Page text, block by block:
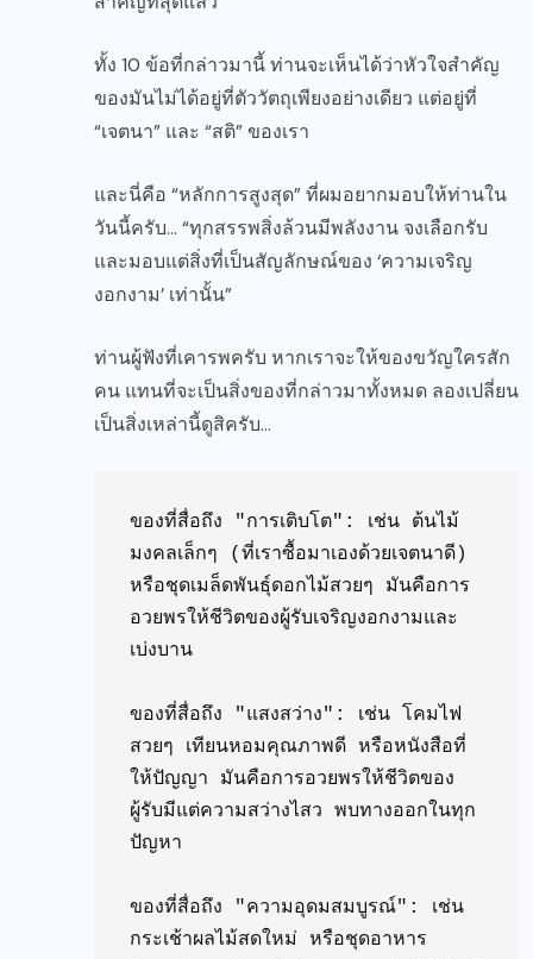
ทั้ง 10 ข้อที่กล่าวมานี้ ท่านจะเห็นได้ว่าหัวใจสำคัญ
ของมันไม่ได้อยู่ที่ตัววัตถุเพียงอย่างเดียว แต่อยู่ที่
“เจตนา” และ “สติ” ของเรา
และนี่คือ “หลักการสูงสุด” ที่ผมอยากมอบให้ท่านใน
วันนี้ครับ… “ทุกสรรพสิ่งล้วนมีพลังงาน จงเลือกรับ
และมอบแต่สิ่งที่เป็นสัญลักษณ์ของ ‘ความเจริญ
งอกงาม’ เท่านั้น”
ท่านผู้ฟังที่เคารพครับ หากเราจะให้ของขวัญใครสัก
คน แทนที่จะเป็นสิ่งของที่กล่าวมาทั้งหมด ลองเปลี่ยน
เป็นสิ่งเหล่านี้ดูสิครับ…
ของที่สื่อถึง "การเติบโต": เช่น ต้นไม้
มงคลเล็กๆ (ที่เราซื้อมาเองด้วยเจตนาดี)
หรือชุดเมล็ดพันธุ์ดอกไม้สวยๆ มันคือการ
อวยพรให้ชีวิตของผู้รับเจริญงอกงามและ
เบ่งบาน
ของที่สื่อถึง "แสงสว่าง": เช่น โคมไฟ
สวยๆ เทียนหอมคุณภาพดี หรือหนังสือที่
ให้ปัญญา มันคือการอวยพรให้ชีวิตของ
ผู้รับมีแต่ความสว่างไสว พบทางออกในทุก
ปัญหา
ของที่สื่อถึง "ความอุดมสมบูรณ์": เช่น
กระเช้าผลไม้สดใหม่ หรือชุดอาหาร